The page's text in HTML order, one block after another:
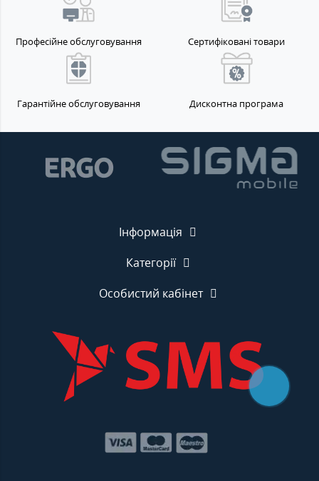
Професійне обслуговування Сертифіковані товари
Гарантійне обслуговування Дисконтна програма
Інформація
Категорії
Особистий кабінет